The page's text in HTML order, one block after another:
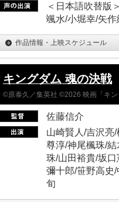
＜日本語吹替版
颯水/小堀幸/矢作
作品情報・上映スケジュール
キングダム 魂の決戦
©原泰久／集英社 ©2026 映画「キ
佐藤信介
山崎賢人/吉沢亮
尊淳/神尾楓珠/
珠/山田裕貴/坂
彌十郎/笹野高史
旬